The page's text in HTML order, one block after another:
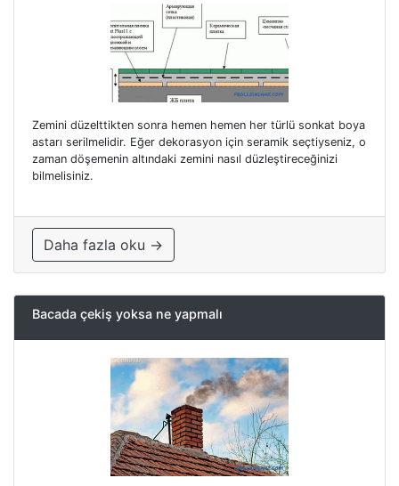
Zemini düzelttikten sonra hemen hemen her türlü sonkat boya
astarı serilmelidir. Eğer dekorasyon için seramik seçtiyseniz, o
zaman döşemenin altındaki zemini nasıl düzleştireceğinizi
bilmelisiniz.
Daha fazla oku →
Bacada çekiş yoksa ne yapmalı